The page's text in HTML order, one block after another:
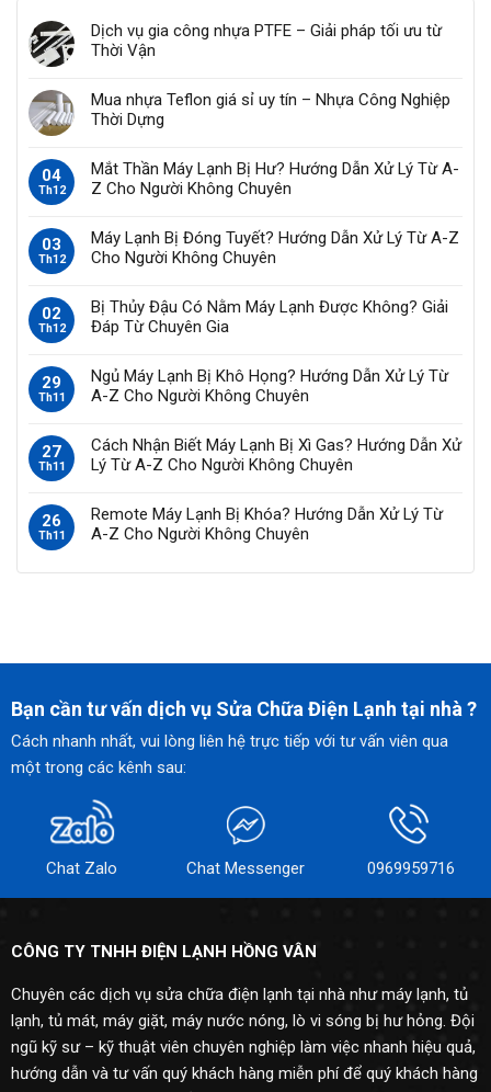
Dịch vụ gia công nhựa PTFE – Giải pháp tối ưu từ
Thời Vận
Mua nhựa Teflon giá sỉ uy tín – Nhựa Công Nghiệp
Thời Dựng
04
Th12
Mắt Thần Máy Lạnh Bị Hư? Hướng Dẫn Xử Lý Từ A-
Z Cho Người Không Chuyên
03
Th12
Máy Lạnh Bị Đóng Tuyết? Hướng Dẫn Xử Lý Từ A-Z
Cho Người Không Chuyên
02
Th12
Bị Thủy Đậu Có Nằm Máy Lạnh Được Không? Giải
Đáp Từ Chuyên Gia
29
Th11
Ngủ Máy Lạnh Bị Khô Họng? Hướng Dẫn Xử Lý Từ
A-Z Cho Người Không Chuyên
27
Th11
Cách Nhận Biết Máy Lạnh Bị Xì Gas? Hướng Dẫn Xử
Lý Từ A-Z Cho Người Không Chuyên
26
Th11
Remote Máy Lạnh Bị Khóa? Hướng Dẫn Xử Lý Từ
A-Z Cho Người Không Chuyên
Bạn cần tư vấn dịch vụ Sửa Chữa Điện Lạnh tại nhà ?
Cách nhanh nhất, vui lòng liên hệ trực tiếp với tư vấn viên qua
một trong các kênh sau:
Chat Zalo Chat Messenger 0969959716
CÔNG TY TNHH ĐIỆN LẠNH HỒNG VÂN
Chuyên các dịch vụ sửa chữa điện lạnh tại nhà như máy lạnh, tủ
lạnh, tủ mát, máy giặt, máy nước nóng, lò vi sóng bị hư hỏng. Đội
ngũ kỹ sư – kỹ thuật viên chuyên nghiệp làm việc nhanh hiệu quả,
hướng dẫn và tư vấn quý khách hàng miễn phí để quý khách hàng